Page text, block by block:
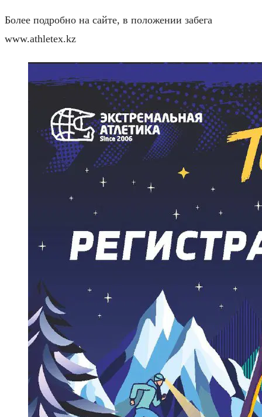
Более подробно на сайте, в положении забега
www.athletex.kz